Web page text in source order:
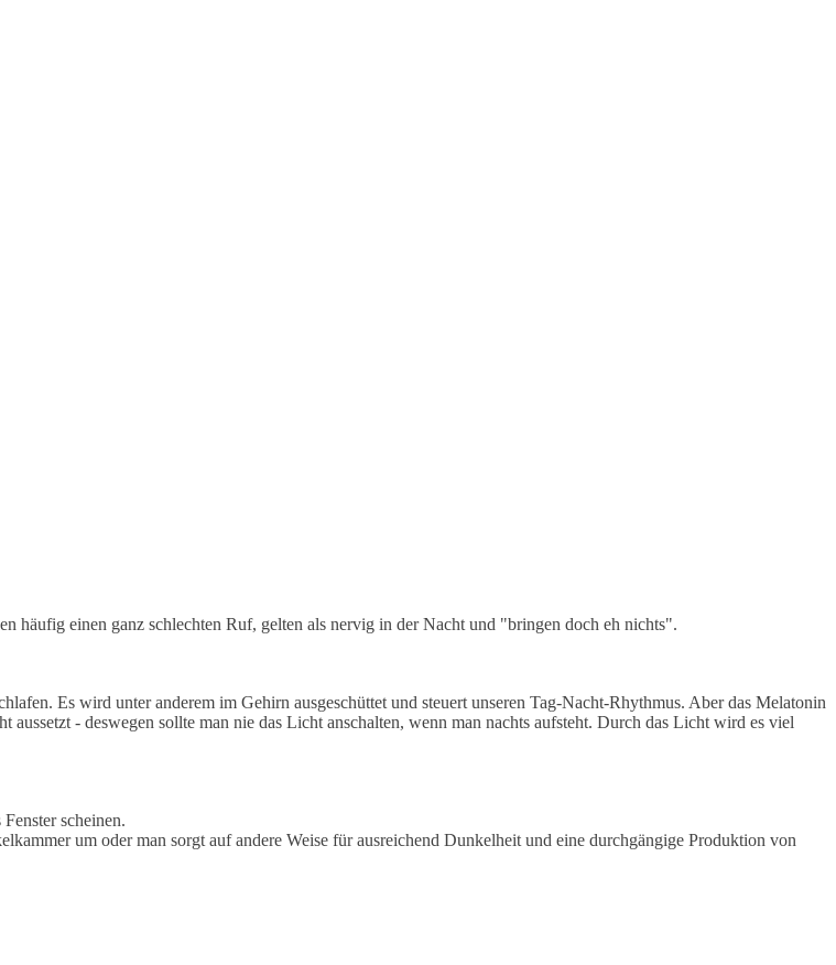
häufig einen ganz schlechten Ruf, gelten als nervig in der Nacht und "bringen doch eh nichts".
Es wird unter anderem im Gehirn ausgeschüttet und steuert unseren Tag-Nacht-Rhythmus. Aber das Melatonin
- deswegen sollte man nie das Licht anschalten, wenn man nachts aufsteht. Durch das Licht wird es viel
scheinen.
um oder man sorgt auf andere Weise für ausreichend Dunkelheit und eine durchgängige Produktion von